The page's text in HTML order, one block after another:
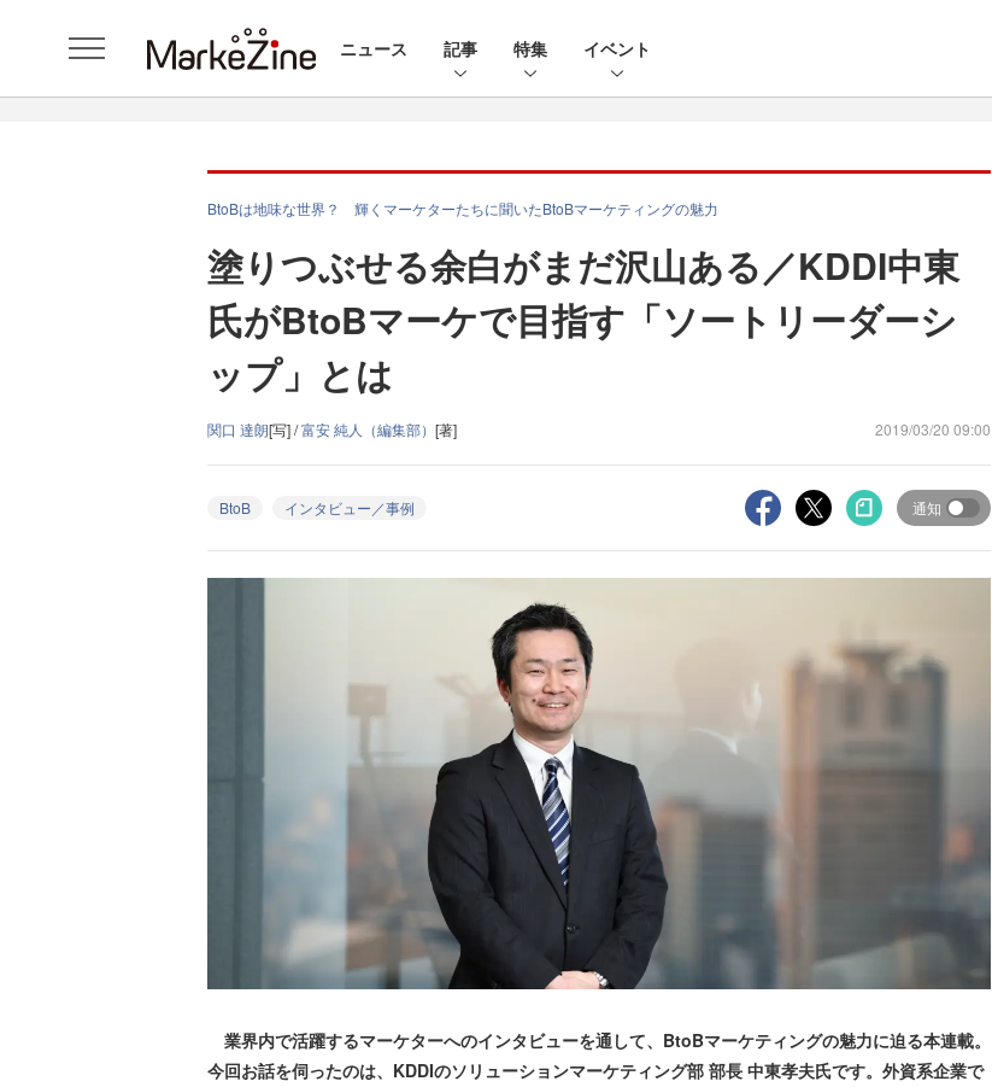
ニュース 記事 特集 イベント
BtoBは地味な世界？ 輝くマーケターたちに聞いたBtoBマーケティングの魅力
塗りつぶせる余白がまだ沢山ある／KDDI中東
氏がBtoBマーケで目指す「ソートリーダーシ
ップ」とは
関口 達朗[写] /富安 純人（編集部） [著] 2019/03/20 09:00
BtoB インタビュー／事例 通知
業界内で活躍するマーケターへのインタビューを通して、BtoBマーケティングの魅力に迫る本連載。
今回お話を伺ったのは、KDDIのソリューションマーケティング部 部長 中東孝夫氏です。外資系企業で